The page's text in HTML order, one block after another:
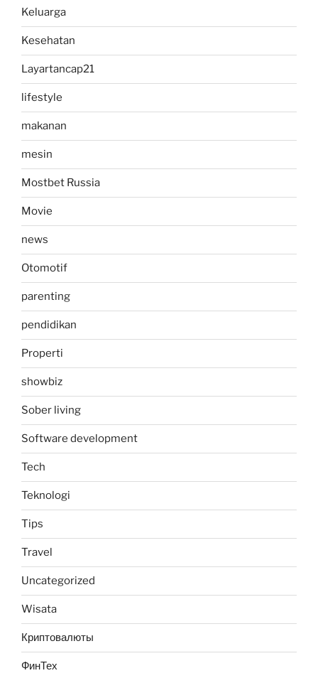
Keluarga
Kesehatan
Layartancap21
lifestyle
makanan
mesin
Mostbet Russia
Movie
news
Otomotif
parenting
pendidikan
Properti
showbiz
Sober living
Software development
Tech
Teknologi
Tips
Travel
Uncategorized
Wisata
Криптовалюты
ФинТех